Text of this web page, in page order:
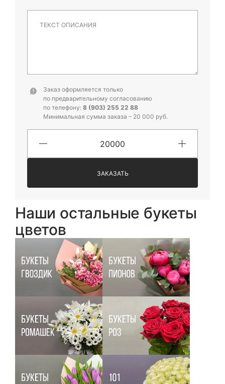
Заказ оформляется только
по предварительному согласованию
по телефону: 8 (903) 255 22 88
Минимальная сумма заказа – 20 000 руб.
ЗАКАЗАТЬ
Наши остальные букеты
цветов